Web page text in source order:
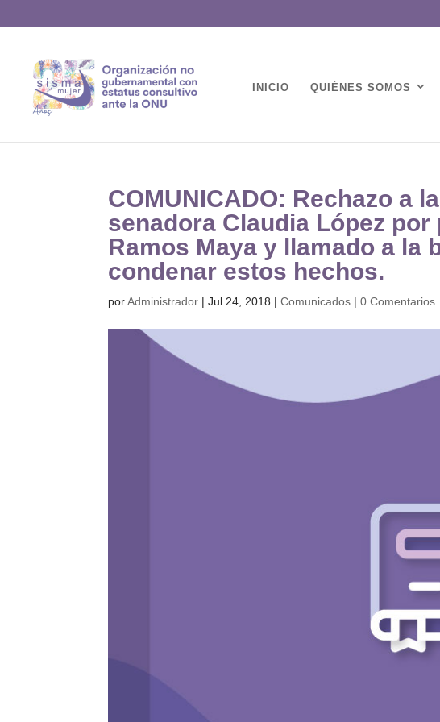
INICIO QUIÉNES SOMOS
COMUNICADO: Rechazo a
senadora Claudia López
Ramos Maya y llamado a la
condenar estos hechos.
porAdministrador |Jul 24, 2018 |Comunicados |0 Comentarios